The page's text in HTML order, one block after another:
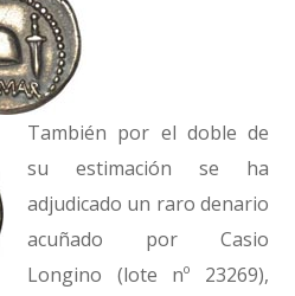
También por el doble de
su estimación se ha
adjudicado un raro denario
acuñado por Casio
Longino (lote nº 23269),